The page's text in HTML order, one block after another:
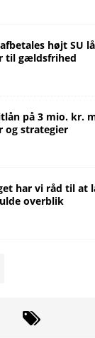
højt SU
til gældsfrihed
på 3 mio. kr.
og strategier
har vi råd til at
overblik